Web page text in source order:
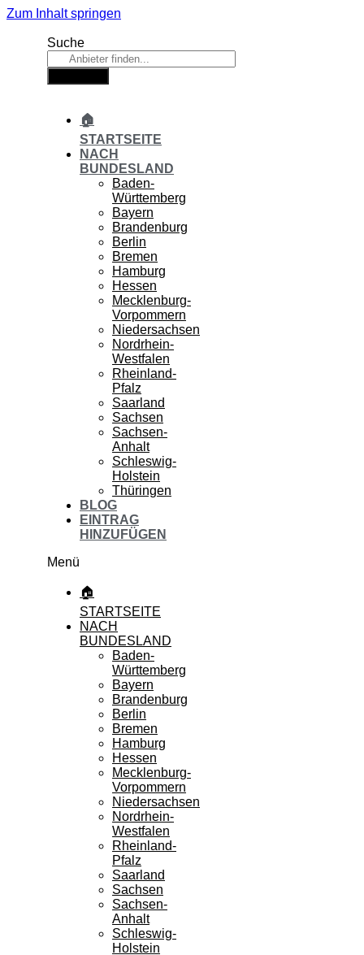
Zum Inhalt springen
Suche
🏠
STARTSEITE
NACH
BUNDESLAND
Baden-
Württemberg
Bayern
Brandenburg
Berlin
Bremen
Hamburg
Hessen
Mecklenburg-
Vorpommern
Niedersachsen
Nordrhein-
Westfalen
Rheinland-
Pfalz
Saarland
Sachsen
Sachsen-
Anhalt
Schleswig-
Holstein
Thüringen
BLOG
EINTRAG
HINZUFÜGEN
Menü
🏠
STARTSEITE
NACH
BUNDESLAND
Baden-
Württemberg
Bayern
Brandenburg
Berlin
Bremen
Hamburg
Hessen
Mecklenburg-
Vorpommern
Niedersachsen
Nordrhein-
Westfalen
Rheinland-
Pfalz
Saarland
Sachsen
Sachsen-
Anhalt
Schleswig-
Holstein